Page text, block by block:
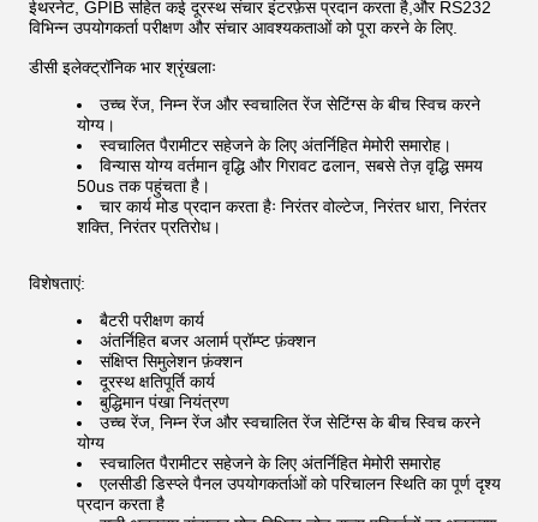
ईथरनेट, GPIB सहित कई दूरस्थ संचार इंटरफ़ेस प्रदान करता है,और RS232
विभिन्न उपयोगकर्ता परीक्षण और संचार आवश्यकताओं को पूरा करने के लिए.
डीसी इलेक्ट्रॉनिक भार श्रृंखलाः
उच्च रेंज, निम्न रेंज और स्वचालित रेंज सेटिंग्स के बीच स्विच करने
योग्य।
स्वचालित पैरामीटर सहेजने के लिए अंतर्निहित मेमोरी समारोह।
विन्यास योग्य वर्तमान वृद्धि और गिरावट ढलान, सबसे तेज़ वृद्धि समय
50us तक पहुंचता है।
चार कार्य मोड प्रदान करता हैः निरंतर वोल्टेज, निरंतर धारा, निरंतर
शक्ति, निरंतर प्रतिरोध।
विशेषताएं:
बैटरी परीक्षण कार्य
अंतर्निहित बजर अलार्म प्रॉम्प्ट फ़ंक्शन
संक्षिप्त सिमुलेशन फ़ंक्शन
दूरस्थ क्षतिपूर्ति कार्य
बुद्धिमान पंखा नियंत्रण
उच्च रेंज, निम्न रेंज और स्वचालित रेंज सेटिंग्स के बीच स्विच करने
योग्य
स्वचालित पैरामीटर सहेजने के लिए अंतर्निहित मेमोरी समारोह
एलसीडी डिस्प्ले पैनल उपयोगकर्ताओं को परिचालन स्थिति का पूर्ण दृश्य
प्रदान करता है